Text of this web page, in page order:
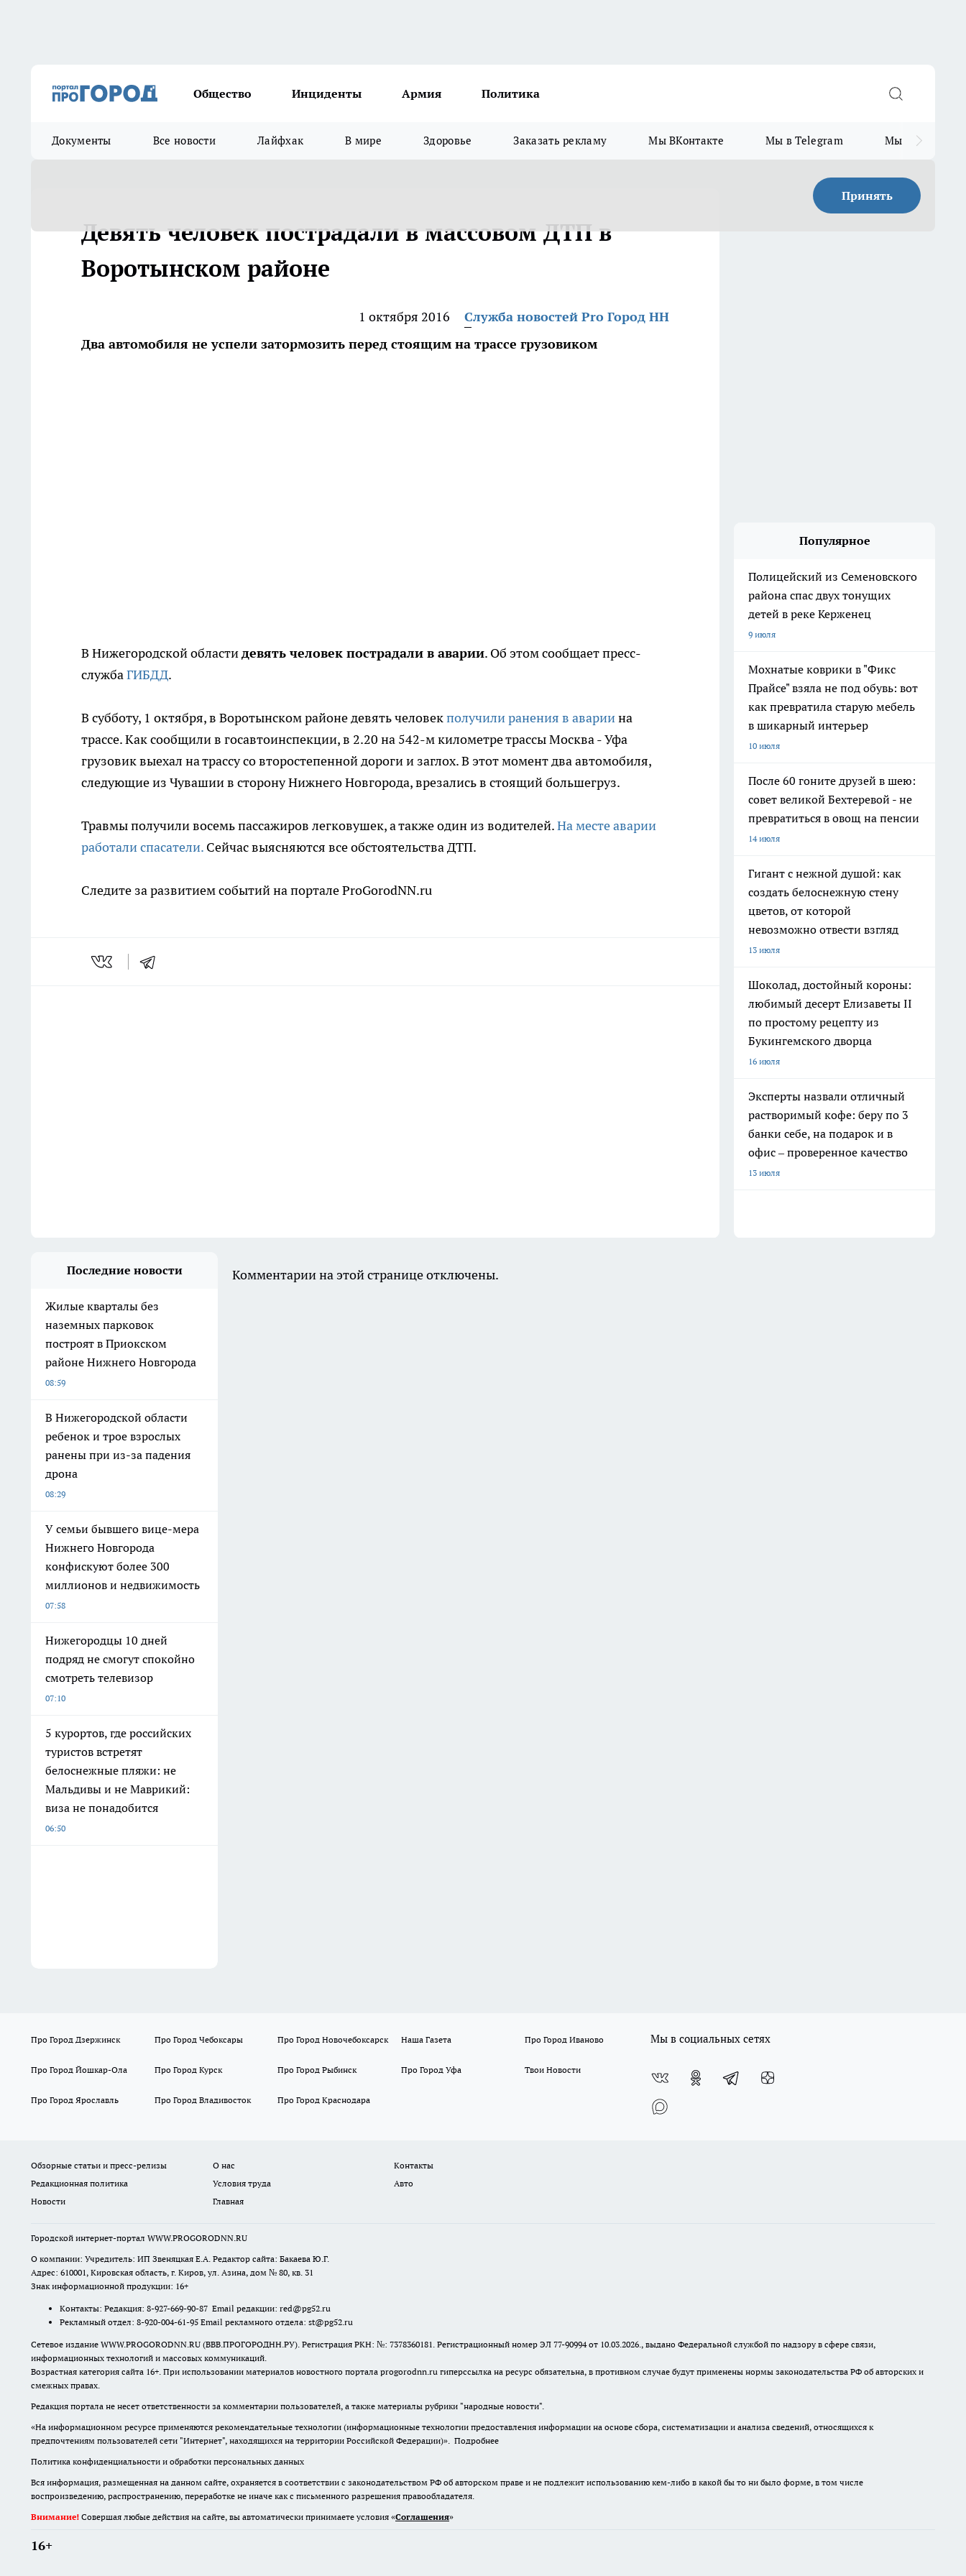
Общество Инциденты Армия Политика
Документы Все новости Лайфхак В мире Здоровье Заказать рекламу Мы ВКонтакте Мы в Telegram Мы в MAX
Принять
Девять человек пострадали в массовом ДТП в
Воротынском районе
1 октября 2016
Служба новостей Pro Город НН
Два автомобиля не успели затормозить перед стоящим на трассе грузовиком
В Нижегородской областидевять человек пострадали в аварии. Об этом сообщает пресс-
службаГИБДД.
В субботу, 1 октября, в Воротынском районе девять человекполучили ранения в авариина
трассе. Как сообщили в госавтоинспекции, в 2.20 на 542-м километре трассы Москва - Уфа
грузовик выехал на трассу со второстепенной дороги и заглох. В этот момент два автомобиля,
следующие из Чувашии в сторону Нижнего Новгорода, врезались в стоящий большегруз.
Травмы получили восемь пассажиров легковушек, а также один из водителей.На месте аварии
работали спасатели. Сейчас выясняются все обстоятельства ДТП.
Следите за развитием событий на портале ProGorodNN.ru
Популярное
Полицейский из Семеновского
района спас двух тонущих
детей в реке Керженец
9 июля
Мохнатые коврики в "Фикс
Прайсе" взяла не под обувь: вот
как превратила старую мебель
в шикарный интерьер
10 июля
После 60 гоните друзей в шею:
совет великой Бехтеревой - не
превратиться в овощ на пенсии
14 июля
Гигант с нежной душой: как
создать белоснежную стену
цветов, от которой
невозможно отвести взгляд
13 июля
Шоколад, достойный короны:
любимый десерт Елизаветы II
по простому рецепту из
Букингемского дворца
16 июля
Эксперты назвали отличный
растворимый кофе: беру по 3
банки себе, на подарок и в
офис – проверенное качество
13 июля
Последние новости
Жилые кварталы без
наземных парковок
построят в Приокском
районе Нижнего Новгорода
08:59
В Нижегородской области
ребенок и трое взрослых
ранены при из-за падения
дрона
08:29
У семьи бывшего вице-мера
Нижнего Новгорода
конфискуют более 300
миллионов и недвижимость
07:58
Нижегородцы 10 дней
подряд не смогут спокойно
смотреть телевизор
07:10
5 курортов, где российских
туристов встретят
белоснежные пляжи: не
Мальдивы и не Маврикий:
виза не понадобится
06:50
Комментарии на этой странице отключены.
Про Город Дзержинск Про Город Чебоксары Про Город Новочебоксарск Наша Газета Про Город Иваново
Про Город Йошкар-Ола Про Город Курск Про Город Рыбинск Про Город Уфа Твои Новости
Про Город Ярославль Про Город Владивосток Про Город Краснодара
Мы в социальных сетях
Обзорные статьи и пресс-релизы О нас
Контакты
Редакционная политика
Условия труда
Авто
Новости
Главная
Городской интернет-портал WWW.PROGORODNN.RU
О компании: Учредитель: ИП Звеняцкая Е.А. Редактор сайта: Бакаева Ю.Г.
Адрес: 610001, Кировская область, г. Киров, ул. Азина, дом № 80, кв. 31
Знак информационной продукции: 16+
Контакты: Редакция: 8-927-669-90-87 Email редакции: red@pg52.ru
Рекламный отдел: 8-920-004-61-95 Email рекламного отдела: st@pg52.ru
Сетевое издание WWW.PROGORODNN.RU (ВВВ.ПРОГОРОДНН.РУ). Регистрация РКН: №: 7378360181. Регистрационный номер ЭЛ 77-90994 от 10.03.2026., выдано Федеральной службой по надзору в сфере связи,
информационных технологий и массовых коммуникаций.
Возрастная категория сайта 16+. При использовании материалов новостного портала progorodnn.ru гиперссылка на ресурс обязательна, в противном случае будут применены нормы законодательства РФ об авторских и
смежных правах.
Редакция портала не несет ответственности за комментарии пользователей, а также материалы рубрики "народные новости".
«На информационном ресурсе применяются рекомендательные технологии (информационные технологии предоставления информации на основе сбора, систематизации и анализа сведений, относящихся к
предпочтениям пользователей сети "Интернет", находящихся на территории Российской Федерации)». Подробнее
Политика конфиденциальности и обработки персональных данных
Вся информация, размещенная на данном сайте, охраняется в соответствии с законодательством РФ об авторском праве и не подлежит использованию кем-либо в какой бы то ни было форме, в том числе
воспроизведению, распространению, переработке не иначе как с письменного разрешения правообладателя.
Внимание! Совершая любые действия на сайте, вы автоматически принимаете условия «Cоглашения»
16+